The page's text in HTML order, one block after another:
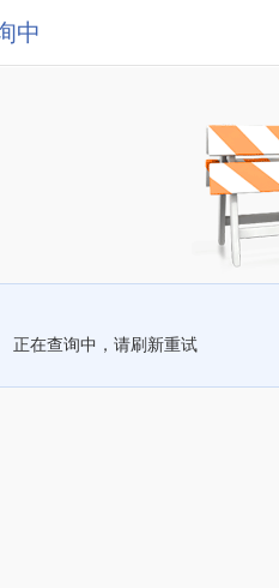
中
正在查询中，请刷新重试